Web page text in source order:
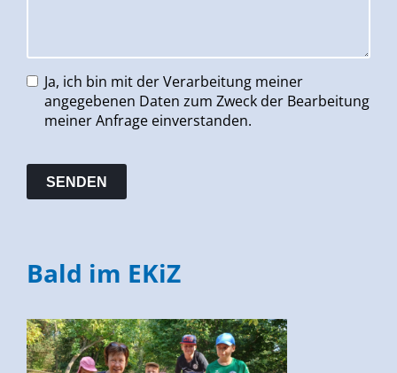
Ja, ich bin mit der Verarbeitung meiner
angegebenen Daten zum Zweck der Bearbeitung
meiner Anfrage einverstanden.
Bald im EKiZ